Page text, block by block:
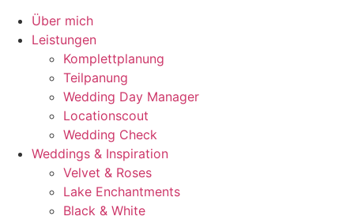
Über mich
Leistungen
Komplettplanung
Teilpanung
Wedding Day Manager
Locationscout
Wedding Check
Weddings & Inspiration
Velvet & Roses
Lake Enchantments
Black & White